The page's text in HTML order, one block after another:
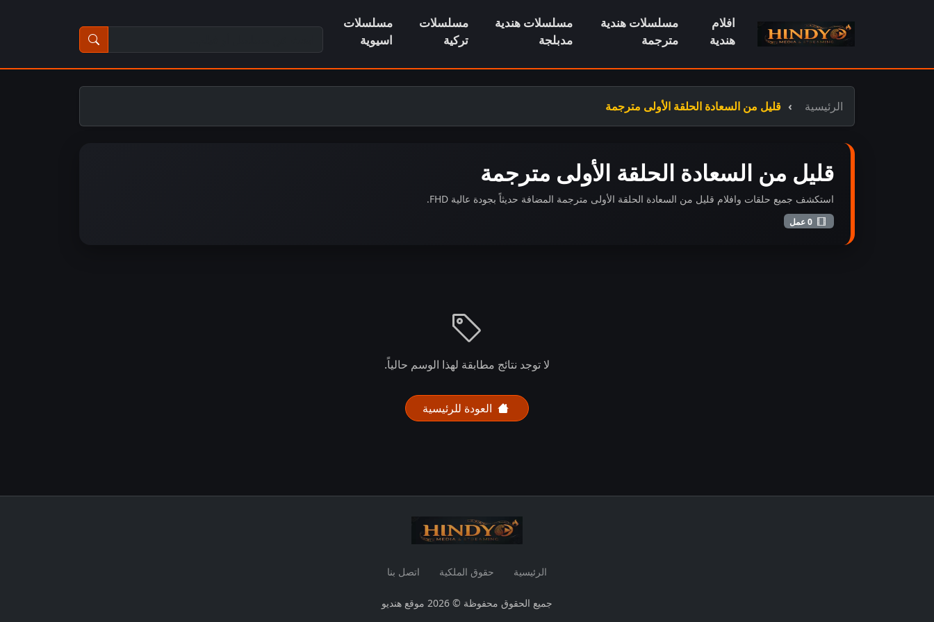
افلام
هندية
مسلسلات هندية
مترجمة
مسلسلات هندية
مدبلجة
مسلسلات
تركية
مسلسلات
اسيوية
الرئيسية قليل من السعادة الحلقة الأولى مترجمة
قليل من السعادة الحلقة الأولى مترجمة
استكشف جميع حلقات وافلام قليل من السعادة الحلقة الأولى مترجمة المضافة حديثاً بجودة عالية FHD.
لا توجد نتائج مطابقة لهذا الوسم حالياً.
العودة للرئيسية
الرئيسية حقوق الملكية اتصل بنا
جميع الحقوق محفوظة © 2026 موقع هنديو